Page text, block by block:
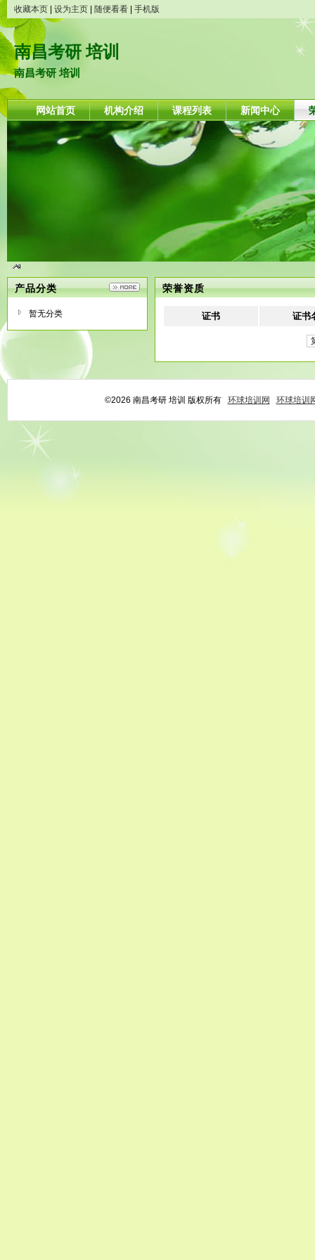
收藏本页 设为主页 随便看看 手机版
南昌考研 培训
南昌考研 培训
网站首页 机构介绍 课程列表 新闻中心
产品分类
暂无分类
荣誉资质
证书 证书
©2026 南昌考研 培训 版权所有 环球培训网 环球培训